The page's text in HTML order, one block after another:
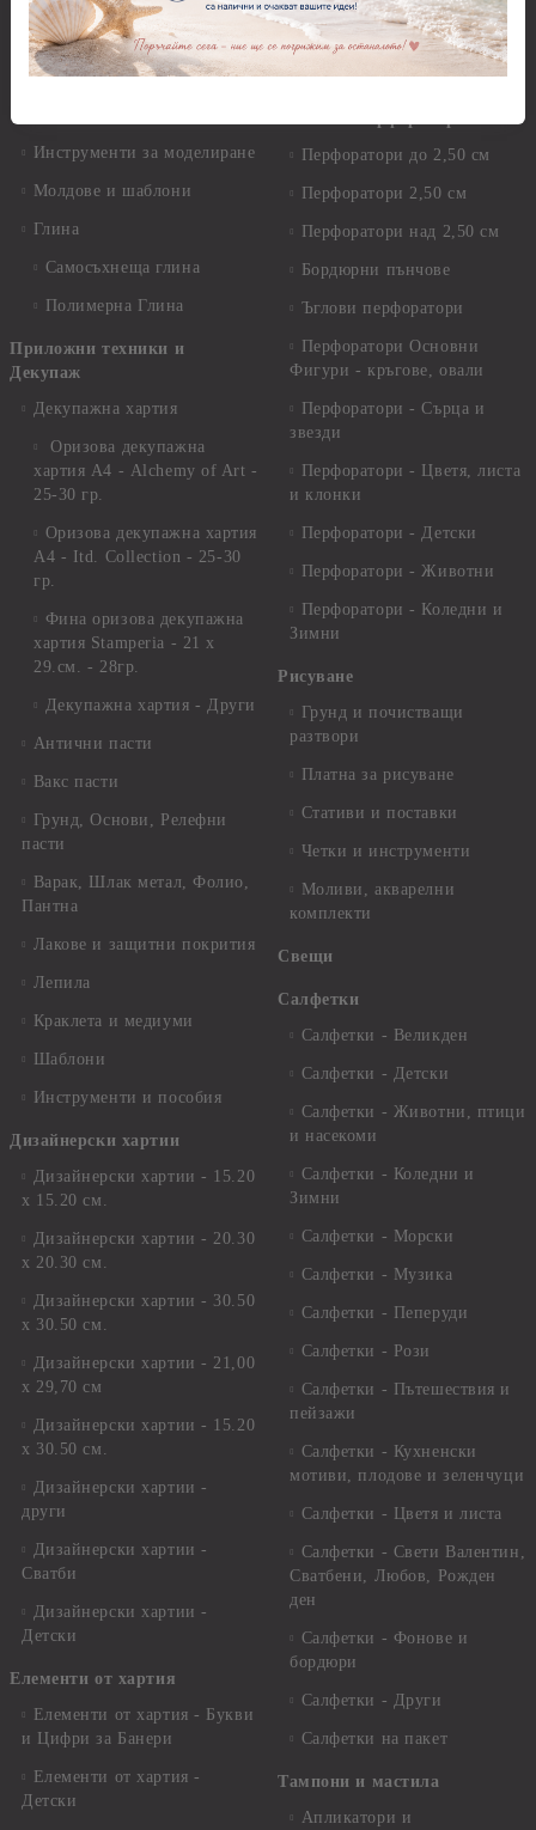
Керамични елементи
Елементи от полимерна
глина и полирезин
Инструменти за моделиране
Молдове и шаблони
Глина
Самосъхнеща глина
Полимерна Глина
Приложни техники и
Декупаж
Декупажна хартия
Оризова декупажна
хартия А4 - Alchemy of Art -
25-30 гр.
Оризова декупажна хартия
А4 - Itd. Collection - 25-30
гр.
Фина оризова декупажна
хартия Stamperia - 21 х
29.см. - 28гр.
Декупажна хартия - Други
Антични пасти
Вакс пасти
Грунд, Основи, Релефни
пасти
Варак, Шлак метал, Фолио,
Пантна
Лакове и защитни покрития
Лепила
Краклета и медиуми
Шаблони
Инструменти и пособия
Дизайнерски хартии
Дизайнерски хартии - 15.20
х 15.20 см.
Дизайнерски хартии - 20.30
х 20.30 см.
Дизайнерски хартии - 30.50
х 30.50 см.
Дизайнерски хартии - 21,00
х 29,70 см
Дизайнерски хартии - 15.20
x 30.50 см.
Дизайнерски хартии -
други
Дизайнерски хартии -
Сватби
Дизайнерски хартии -
Детски
Елементи от хартия
Елементи от хартия - Букви
и Цифри за Банери
Елементи от хартия -
Детски
Предмети за декорация -
Плат, органза, зебло,
целофан
Перфоратори до 2,50 см
Перфоратори 2,50 см
Перфоратори над 2,50 см
Бордюрни пънчове
Ъглови перфоратори
Перфоратори Основни
Фигури - кръгове, овали
Перфоратори - Сърца и
звезди
Перфоратори - Цветя, листа
и клонки
Перфоратори - Детски
Перфоратори - Животни
Перфоратори - Коледни и
Зимни
Рисуване
Грунд и почистващи
разтвори
Платна за рисуване
Стативи и поставки
Четки и инструменти
Моливи, акварелни
комплекти
Свещи
Салфетки
Салфетки - Великден
Салфетки - Детски
Салфетки - Животни, птици
и насекоми
Салфетки - Коледни и
Зимни
Салфетки - Морски
Салфетки - Музика
Салфетки - Пеперуди
Салфетки - Рози
Салфетки - Пътешествия и
пейзажи
Салфетки - Кухненски
мотиви, плодове и зеленчуци
Салфетки - Цветя и листа
Салфетки - Свети Валентин,
Сватбени, Любов, Рожден
ден
Салфетки - Фонове и
бордюри
Салфетки - Други
Салфетки на пакет
Тампони и мастила
Апликатори и